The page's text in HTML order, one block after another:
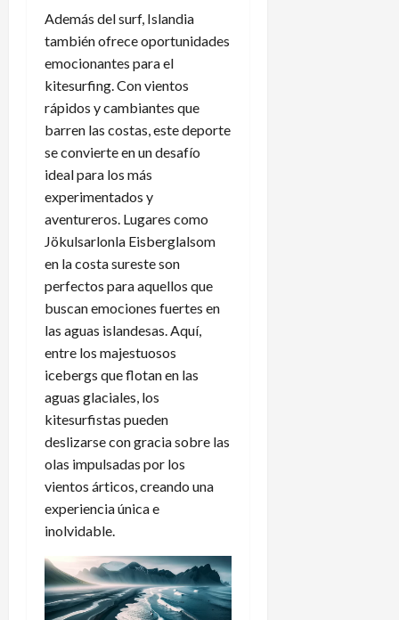
Además del surf, Islandia
también ofrece oportunidades
emocionantes para el
kitesurfing. Con vientos
rápidos y cambiantes que
barren las costas, este deporte
se convierte en un desafío
ideal para los más
experimentados y
aventureros. Lugares como
Jökulsarlonla Eisberglalsom
en la costa sureste son
perfectos para aquellos que
buscan emociones fuertes en
las aguas islandesas. Aquí,
entre los majestuosos
icebergs que flotan en las
aguas glaciales, los
kitesurfistas pueden
deslizarse con gracia sobre las
olas impulsadas por los
vientos árticos, creando una
experiencia única e
inolvidable.